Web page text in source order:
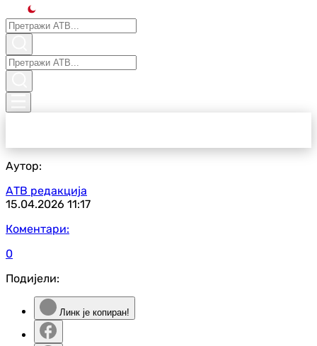
Аутор:
АТВ редакција
15.04.2026 11:17
Коментари:
0
Подијели:
Линк је копиран!